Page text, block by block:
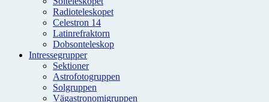
Radioteleskopet
Celestron 14
Latinrefraktorn
Dobsonteleskop
Intressegrupper
Sektioner
Astrofotogruppen
Solgruppen
Vägastronomigruppen